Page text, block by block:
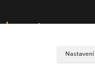
Kde nás najdete
Nastavení